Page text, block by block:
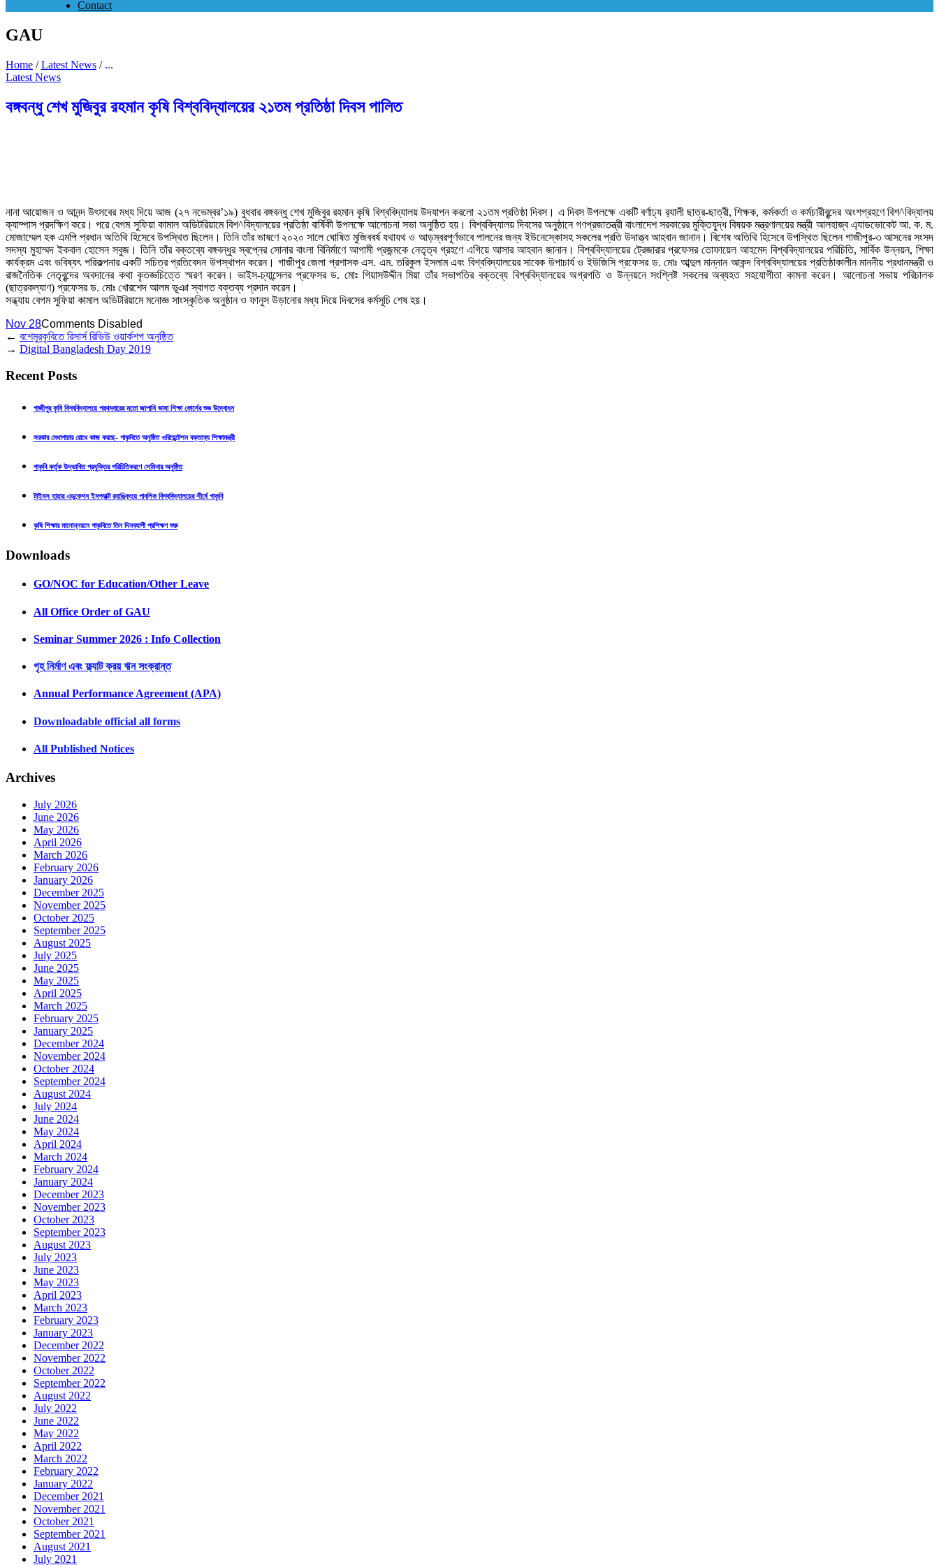
Contact
GAU
Home /Latest News / ...
Latest News
বঙ্গবন্ধু শেখ মুজিবুর রহমান কৃষি বিশ্ববিদ্যালয়ের ২১তম প্রতিষ্ঠা দিবস পালিত
নানা আয়োজন ও আনন্দ উৎসবের মধ্য দিয়ে আজ (২৭ নভেম্বর’১৯) বুধবার বঙ্গবন্ধু শেখ মুজিবুর রহমান কৃষি বিশ্ববিদ্যালয় উদযাপন করলো ২১তম প্রতিষ্ঠা দিবস। এ দিবস উপলক্ষে একটি বর্ণাঢ্য র‌্যালী ছাত্র-ছাত্রী, শিক্ষক, কর্মকর্তা ও কর্মচারীবৃন্দের অংশগ্রহণে বিশ^বিদ্যালয়
ক্যাম্পাস প্রদক্ষিণ করে। পরে বেগম সুফিয়া কামাল অডিটরিয়ামে বিশ^বিদ্যালয়ের প্রতিষ্ঠা বার্ষিকী উপলক্ষে আলোচনা সভা অনুষ্ঠিত হয়। বিশ্ববিদ্যালয় দিবসের অনুষ্ঠানে গণপ্রজাতন্ত্রী বাংলাদেশ সরকারের মুক্তিযুদ্ধ বিষয়ক মন্ত্রণালয়ের মন্ত্রী আলহাজ্ব এ্যাডভোকেট আ. ক. ম.
মোজাম্মেল হক এমপি প্রধান অতিথি হিসেবে উপস্থিত ছিলেন। তিনি তাঁর ভাষণে ২০২০ সালে ঘোষিত মুজিববর্ষ যথাযথ ও আড়ম্বরপূর্ণভাবে পালনের জন্য ইউনেস্কোসহ সকলের প্রতি উদাত্ত্ব আহবান জানান। বিশেষ অতিথি হিসেবে উপস্থিত ছিলেন গাজীপুর-৩ আসনের সংসদ
সদস্য মুহাম্মদ ইকবাল হোসেন সবুজ। তিনি তাঁর বক্তব্যে বঙ্গবন্ধুর স্বপ্নের সোনার বাংলা বিনির্মাণে আগামী প্রজন্মকে নেতৃত্ব গ্রহণে এগিয়ে আসার আহবান জানান। বিশ্ববিদ্যালয়ের ট্রেজারার প্রফেসর তোফায়েল আহমেদ বিশ্ববিদ্যালয়ের পরিচিতি, সার্বিক উন্নয়ন, শিক্ষা
কার্যক্রম এবং ভবিষ্যৎ পরিকল্পনার একটি সচিত্র প্রতিবেদন উপস্থাপন করেন। গাজীপুর জেলা প্রশাসক এস. এম. তরিকুল ইসলাম এবং বিশ্ববিদ্যালয়ের সাবেক উপাচার্য ও ইউজিসি প্রফেসর ড. মোঃ আব্দুল মান্নান আকন্দ বিশ্ববিদ্যালয়ের প্রতিষ্ঠাকালীন মাননীয় প্রধানমন্ত্রী ও
রাজনৈতিক নেতৃবৃন্দের অবদানের কথা কৃতজ্ঞচিত্তে স্মরণ করেন। ভাইস-চ্যান্সেলর প্রফেসর ড. মোঃ গিয়াসউদ্দীন মিয়া তাঁর সভাপতির বক্তব্যে বিশ্ববিদ্যালয়ের অগ্রগতি ও উন্নয়নে সংশ্লিষ্ট সকলের অব্যহত সহযোগীতা কামনা করেন। আলোচনা সভায় পরিচালক
(ছাত্রকল্যাণ) প্রফেসর ড. মোঃ খোরশেদ আলম ভূঞা স্বাগত বক্তব্য প্রদান করেন।
সন্ধ্যায় বেগম সুফিয়া কামাল অডিটরিয়ামে মনোজ্ঞ সাংস্কৃতিক অনুষ্ঠান ও ফানুস উড়ানোর মধ্য দিয়ে দিবসের কর্মসূচি শেষ হয়।
Nov 28Comments Disabled
← বশেমুরকৃবিতে রিসার্স রিভিউ ওয়ার্কশপ অনুষ্ঠিত
→ Digital Bangladesh Day 2019
Recent Posts
গাজীপুর কৃষি বিশ্ববিদ্যালয়ে প্রথমবারের মতো জাপানি ভাষা শিক্ষা কোর্সের শুভ উদ্বোধন
সরকার মেধাপাচার রোধে কাজ করছে- গাকৃবিতে অনুষ্ঠিত ওরিয়েন্টেশন বক্তব্যে শিক্ষামন্ত্রী
গাকৃবি কর্তৃক উদ্ভাবিত প্রযুক্তির পরিচিতিকরণে সেমিনার অনুষ্ঠিত
টাইমস হায়ার এডুকেশন ইমপ্যাক্ট র‍্যাঙ্কিংয়ে পাবলিক বিশ্ববিদ্যালয়ের শীর্ষে গাকৃবি
কৃষি শিক্ষার মানোন্নয়নে গাকৃবিতে তিন দিনব্যাপী প্রশিক্ষণ শুরু
Downloads
GO/NOC for Education/Other Leave
All Office Order of GAU
Seminar Summer 2026 : Info Collection
গৃহ নির্মাণ এবং ফ্ল্যাট ক্রয় ঋন সংক্রান্ত
Annual Performance Agreement (APA)
Downloadable official all forms
All Published Notices
Archives
July 2026
June 2026
May 2026
April 2026
March 2026
February 2026
January 2026
December 2025
November 2025
October 2025
September 2025
August 2025
July 2025
June 2025
May 2025
April 2025
March 2025
February 2025
January 2025
December 2024
November 2024
October 2024
September 2024
August 2024
July 2024
June 2024
May 2024
April 2024
March 2024
February 2024
January 2024
December 2023
November 2023
October 2023
September 2023
August 2023
July 2023
June 2023
May 2023
April 2023
March 2023
February 2023
January 2023
December 2022
November 2022
October 2022
September 2022
August 2022
July 2022
June 2022
May 2022
April 2022
March 2022
February 2022
January 2022
December 2021
November 2021
October 2021
September 2021
August 2021
July 2021